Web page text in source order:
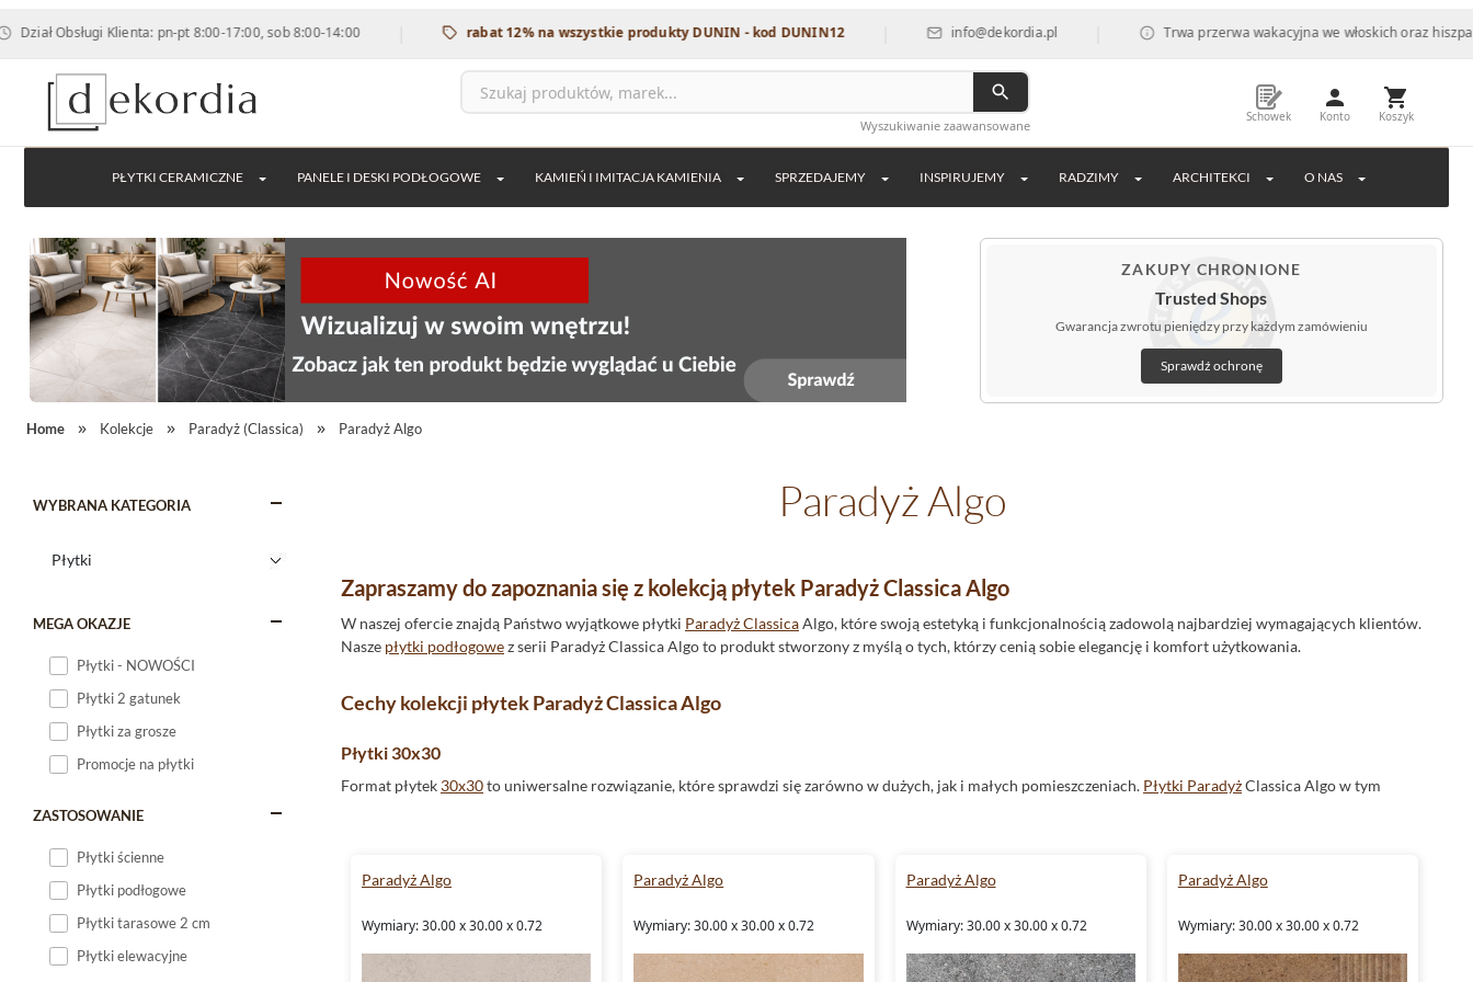
Obsługi Klienta: pn-pt 8:00-17:00, sob 8:00-14:00 | rabat 12% na wszystkie produkty DUNIN - kod DUNIN12 | info@dekordia.pl | Trwa przerwa wakacyjna we włoskich oraz
Wyszukiwanie zaawansowane
Schowek Konto Koszyk
PŁYTKI CERAMICZNE PANELE I DESKI PODŁOGOWE KAMIEŃ I IMITACJA KAMIENIA SPRZEDAJEMY INSPIRUJEMY RADZIMY ARCHITEKCI O NAS
ZAKUPY CHRONIONE
Trusted Shops
Gwarancja zwrotu pieniędzy przy każdym zamówieniu
Sprawdź ochronę
Home Kolekcje Paradyż (Classica) Paradyż Algo
WYBRANA KATEGORIA
MEGA OKAZJE
Płytki - NOWOŚCI
Płytki 2 gatunek
Płytki za grosze
Promocje na płytki
ZASTOSOWANIE
Płytki ścienne
Płytki podłogowe
Płytki tarasowe 2 cm
Płytki elewacyjne
Paradyż Algo
Zapraszamy do zapoznania się z kolekcją płytek Paradyż Classica Algo
W naszej ofercie znajdą Państwo wyjątkowe płytki Paradyż ClassicaAlgo, które swoją estetyką i funkcjonalnością zadowolą najbardziej wymagających klientów.
Nasze płytki podłogowez serii Paradyż Classica Algo to produkt stworzony z myślą o tych, którzy cenią sobie elegancję i komfort użytkowania.
Cechy kolekcji płytek Paradyż Classica Algo
Płytki 30x30
Format płytek 30x30to uniwersalne rozwiązanie, które sprawdzi się zarówno w dużych, jak i małych pomieszczeniach. Płytki ParadyżClassica Algo w tym
płytki Algo to doskonały wybór
czy balkon.
Gres szkliwiony
Paradyż Algo
Wymiary: 30.00 x 30.00 x 0.72
Paradyż Algo
Wymiary: 30.00 x 30.00 x 0.72
Paradyż Algo
Wymiary: 30.00 x 30.00 x 0.72
Paradyż Algo
Wymiary: 30.00 x 30.00 x 0.72